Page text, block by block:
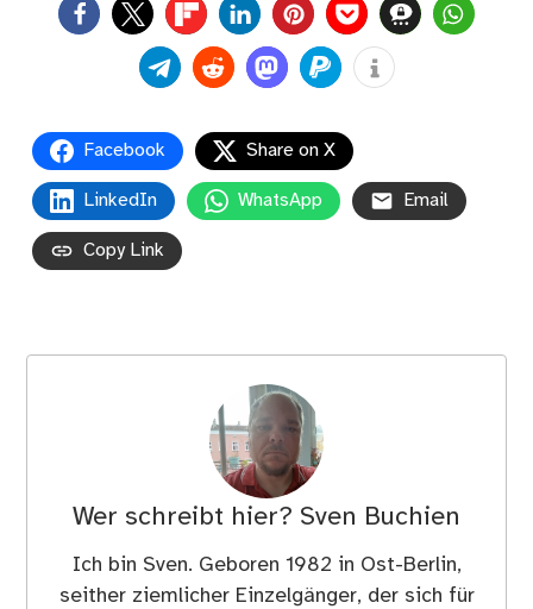
0
Facebook Share on X
LinkedIn WhatsApp Email
Copy Link
Wer schreibt hier? Sven Buchien
Ich bin Sven. Geboren 1982 in Ost-Berlin,
seither ziemlicher Einzelgänger, der sich für